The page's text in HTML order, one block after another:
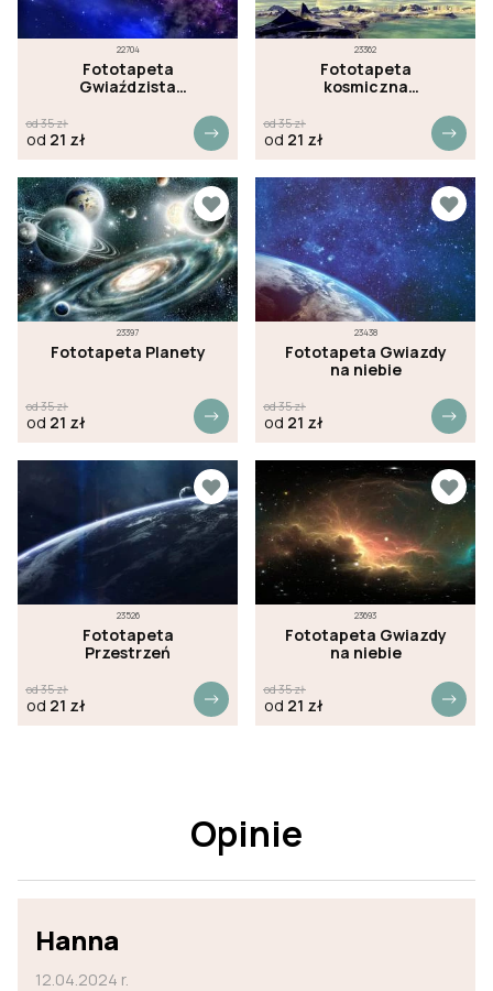
22704
Fototapeta
Gwiaździsta
od35zł
od 21 zł
23362
Fototapeta
kosmiczna
od35zł
od 21 zł
23397
Fototapeta Planety
od35zł
od 21 zł
23438
Fototapeta Gwiazdy
na niebie
od35zł
od 21 zł
23526
Fototapeta
Przestrzeń
od35zł
od 21 zł
23693
Fototapeta Gwiazdy
na niebie
od35zł
od 21 zł
Opinie
Hanna
12.04.2024 r.